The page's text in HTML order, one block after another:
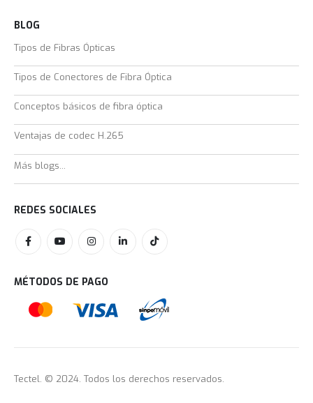
BLOG
Tipos de Fibras Ópticas
Tipos de Conectores de Fibra Óptica
Conceptos básicos de fibra óptica
Ventajas de codec H.265
Más blogs...
REDES SOCIALES
MÉTODOS DE PAGO
Tectel. © 2024. Todos los derechos reservados.